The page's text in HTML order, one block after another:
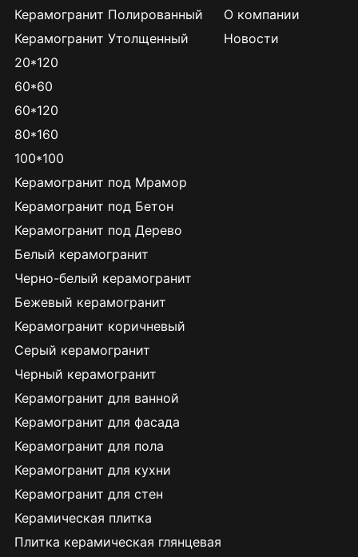
Керамогранит Полированный
Керамогранит Утолщенный
20*120
60*60
60*120
80*160
100*100
Керамогранит под Мрамор
Керамогранит под Бетон
Керамогранит под Дерево
Белый керамогранит
Черно-белый керамогранит
Бежевый керамогранит
Керамогранит коричневый
Серый керамогранит
Черный керамогранит
Керамогранит для ванной
Керамогранит для фасада
Керамогранит для пола
Керамогранит для кухни
Керамогранит для стен
Керамическая плитка
Плитка керамическая глянцевая
О компании
Новости